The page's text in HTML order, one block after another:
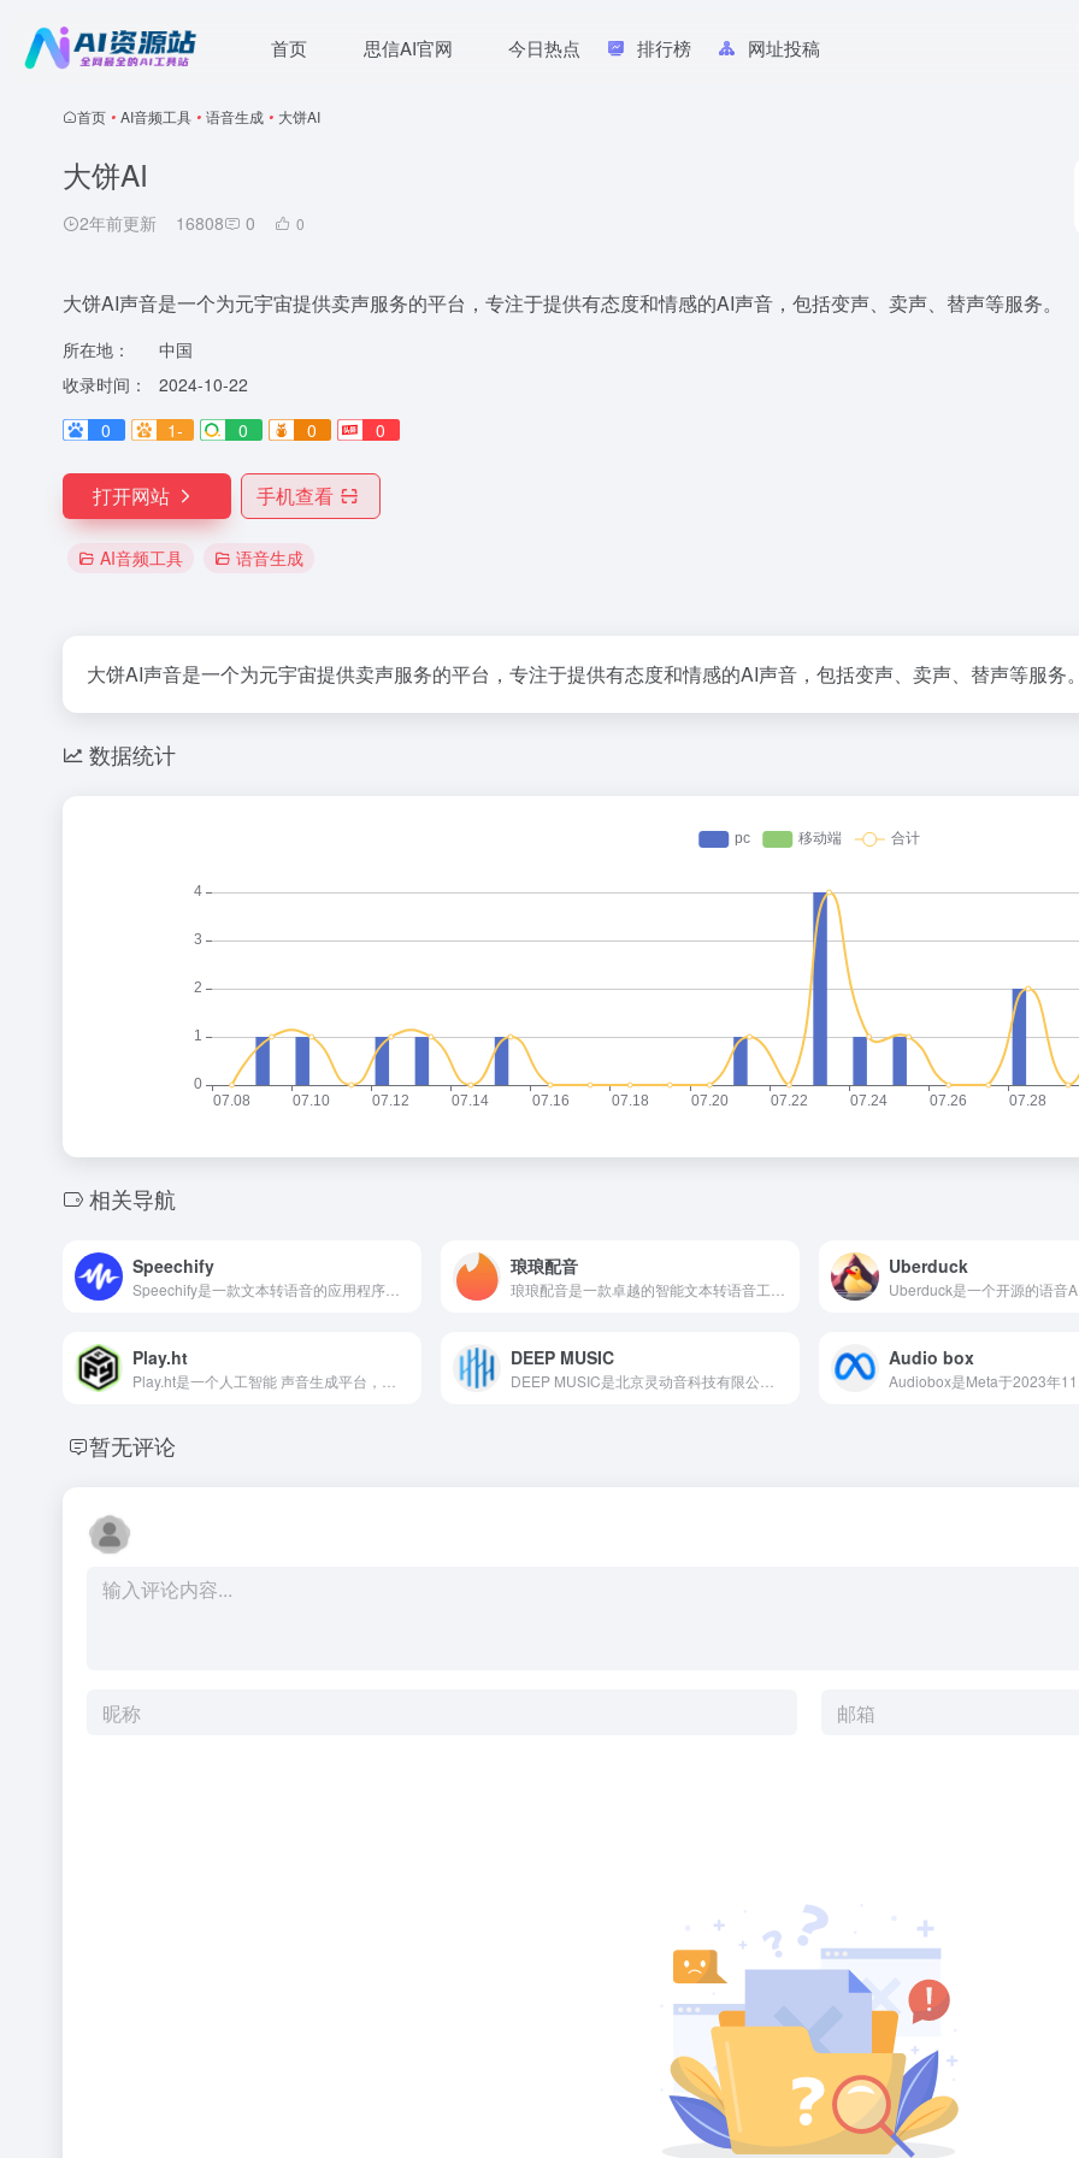
首页 思信AI官网 今日热点 排行榜 网址投稿
首页 • AI音频工具 • 语音生成 • 大饼AI
大饼AI
2年前更新 16808 0 0
大饼AI声音是一个为元宇宙提供卖声服务的平台，专注于提供有态度和情感的AI声音，包括变声、卖声、替声等服务。
所在地：
中国
收录时间：
2024-10-22
0
1- 0 0 0
打开网站 手机查看
AI音频工具 语音生成
大饼AI声音是一个为元宇宙提供卖声服务的平台，专注于提供有态度和情感的AI声音，包括变声、卖声、替声等服务
数据统计
相关导航
Speechify 琅琅配音 Uberduck
Play.ht DEEP MUSIC Audio box
暂无评论